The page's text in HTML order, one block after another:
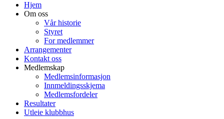
Hjem
Om oss
Vår historie
Styret
For medlemmer
Arrangementer
Kontakt oss
Medlemskap
Medlemsinformasjon
Innmeldingsskjema
Medlemsfordeler
Resultater
Utleie klubbhus